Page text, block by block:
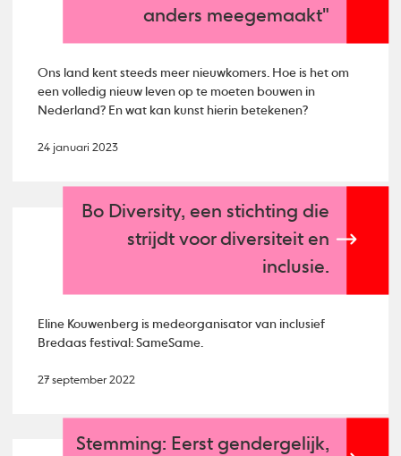
anders meegemaakt"
Ons land kent steeds meer nieuwkomers. Hoe is het om
een volledig nieuw leven op te moeten bouwen in
Nederland? En wat kan kunst hierin betekenen?
24 januari 2023
Bo Diversity, een stichting die
strijdt voor diversiteit en
inclusie.
Eline Kouwenberg is medeorganisator van inclusief
Bredaas festival: SameSame.
27 september 2022
Stemming: Eerst gendergelijk,